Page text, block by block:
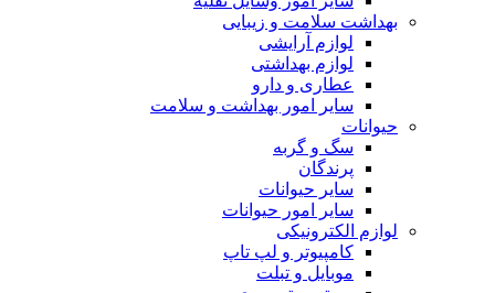
بهداشت سلامت و زیبایی
لوازم آرایشی
لوازم بهداشتی
عطاری و دارو
سایر امور بهداشت و سلامت
حیوانات
سگ و گربه
پرندگان
سایر حیوانات
سایر امور حیوانات
لوازم الکترونیکی
کامپیوتر و لپ تاپ
موبایل و تبلت